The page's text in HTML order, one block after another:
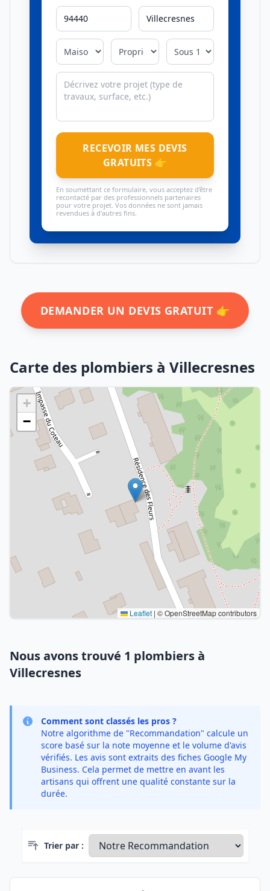
RECEVOIR MES DEVIS
GRATUITS 👉
En soumettant ce formulaire, vous acceptez d'être
recontacté par des professionnels partenaires
pour votre projet. Vos données ne sont jamais
revendues à d'autres fins.
DEMANDER UN DEVIS GRATUIT 👉
Carte des plombiers à Villecresnes
+
−
Leaflet | © OpenStreetMap contributors
Nous avons trouvé 1 plombiers à
Villecresnes
Comment sont classés les pros ?
Notre algorithme de "Recommandation" calcule un
score basé sur la note moyenne et le volume d'avis
vérifiés. Les avis sont extraits des fiches Google My
Business. Cela permet de mettre en avant les
artisans qui offrent une qualité constante sur la
durée.
Trier par :